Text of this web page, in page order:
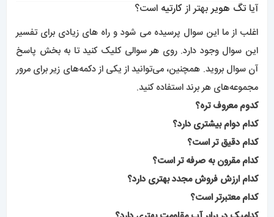
آیاتگ هویربهتر ازکارتیه است؟
اغلب از ما این سوال پرسیده می شود و راه های زیادی برای تفسیر
این سوال وجود دارد. روی هر سوالی کلیک کنید تا به بخش پاسخ
آن سوال بروید. همچنین، می‌توانید از یکی از دکمه‌های زیر برای مرور
مجموعه‌های هر برند استفاده کنید.
کدوم معروف تره؟
کدام دوام بیشتری دارد؟
کدام دقیق تر است؟
کدام مقرون به صرفه تر است؟
کدام ارزش فروش مجدد بهتری دارد؟
کدام معتبرتر است؟